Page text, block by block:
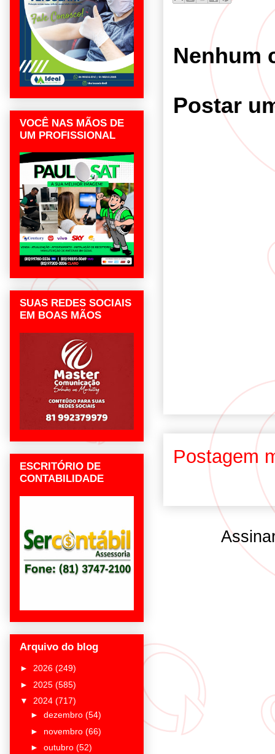
Nenhum
Postar
Postagem
VOCÊ NAS MÃOS DE
UM PROFISSIONAL
SUAS REDES SOCIAIS
EM BOAS MÃOS
ESCRITÓRIO DE
CONTABILIDADE
Arquivo do blog
► 2026 (249)
► 2025 (585)
▼ 2024 (717)
► dezembro (54)
► novembro (66)
► outubro (52)